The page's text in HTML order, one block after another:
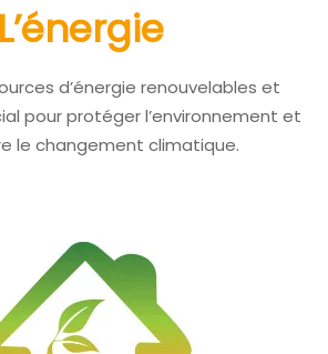
L’énergie
d’énergie renouvelables et
pour protéger l’environnement et
le changement climatique.